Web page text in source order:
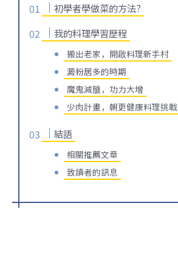
初學者學做菜的方法?
我的料理學習歷程
搬出老家，開啟料理新手村
澱粉居多的時期
魔鬼減醣，功力大增
少肉計畫，朝更健康料理挑戰
結語
相關推薦文章
致讀者的訊息